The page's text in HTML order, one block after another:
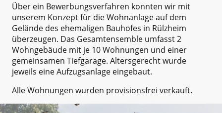
Über ein Bewerbungsverfahren konnten wir mit
unserem Konzept für die Wohnanlage auf dem
Gelände des ehemaligen Bauhofes in Rülzheim
überzeugen. Das Gesamtensemble umfasst 2
Wohngebäude mit je 10 Wohnungen und einer
gemeinsamen Tiefgarage. Altersgerecht wurde
jeweils eine Aufzugsanlage eingebaut.
Alle Wohnungen wurden provisionsfrei verkauft.